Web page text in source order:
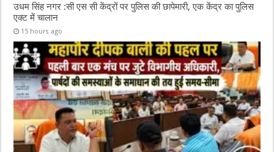
उधम सिंह नगर :सी एस सी केंद्रों पर पुलिस की छापेमारी, एक केंद्र का पुलिस
एक्ट में चालान
15 hours ago